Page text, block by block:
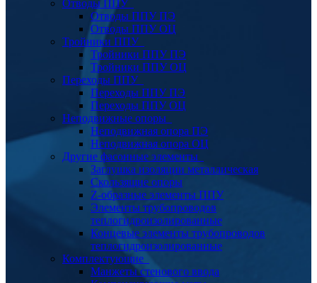
Отводы ППУ
Отводы ППУ ПЭ
Отводы ППУ ОЦ
Тройники ППУ
Тройники ППУ ПЭ
Тройники ППУ ОЦ
Переходы ППУ
Переходы ППУ ПЭ
Переходы ППУ ОЦ
Неподвижные опоры
Неподвижная опора ПЭ
Неподвижная опора ОЦ
Другие фасонные элементы
Заглушка изоляции металлическая
Скользящие опоры
Z-образные элементы ППУ
Элементы трубопроводов
теплогидроизолированные
Концевые элементы трубопроводов
теплогидроизолированные
Комплектующие
Манжеты стенового ввода